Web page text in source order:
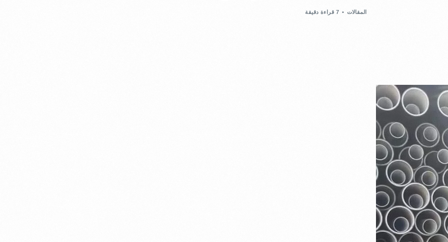
المقالات 7 قراءة دقيقة